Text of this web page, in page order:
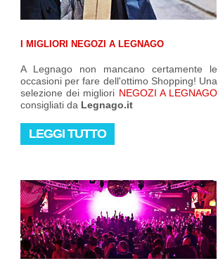
I MIGLIORI NEGOZI A LEGNAGO
A Legnago non mancano certamente le
occasioni per fare dell'ottimo Shopping! Una
selezione dei migliori NEGOZI A LEGNAGO
consigliati da Legnago.it
LEGGI TUTTO